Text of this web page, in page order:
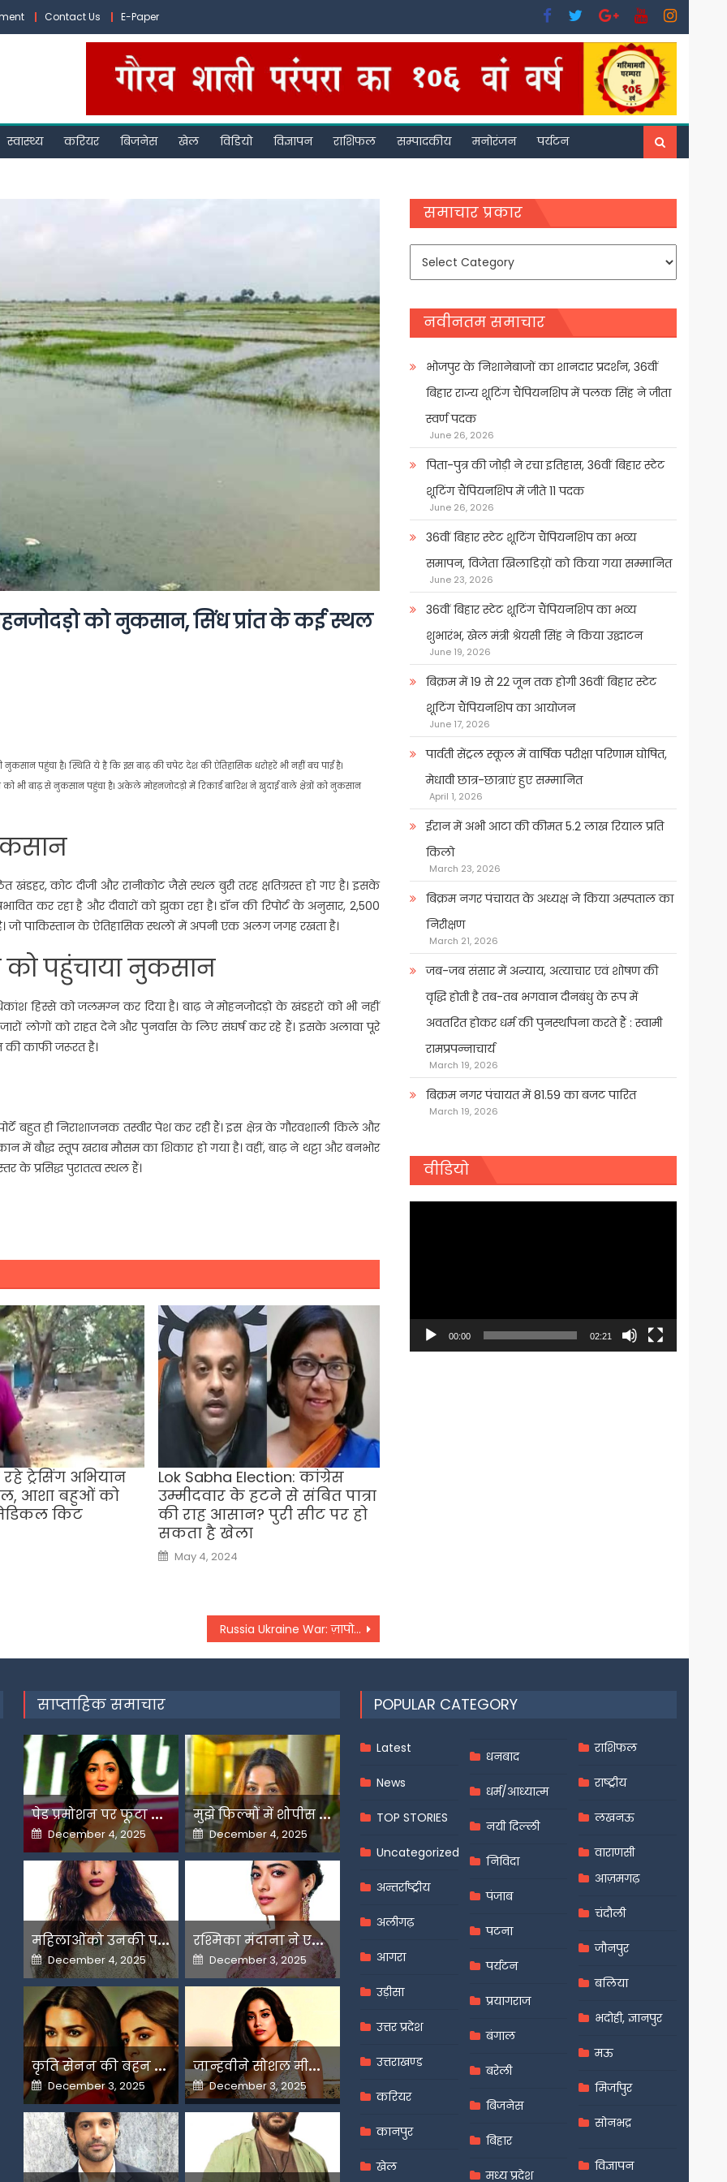
Contact Us E-Paper
स्वास्थ्य करियर बिजनेस खेल विडियो विज्ञापन राशिफल सम्पादकीय मनोरंजन पर्यटन
को नुकसान, सिंध प्रांत के कई स्थल
पहुंचा है। स्थिति ये है कि इस बाढ़ की चपेट देश की ऐतिहासिक धरोहरें भी नहीं बच पाई है।
भी बाढ़ से नुकसान पहुंचा है। अकेले मोहनजोदड़ो में रिकार्ड बारिश ने खुदाई वाले क्षेत्रों को नुकसान
खंडहर, कोट दीजी और रानीकोट जैसे स्थल बुरी तरह क्षतिग्रस्त हो गए है। इसके
कर रहा है और दीवारों को झुका रहा है। डॉन की रिपोर्ट के अनुसार, 2,500
जो पाकिस्तान के ऐतिहासिक स्थलों में अपनी एक अलग जगह रखता है।
को पहुंचाया नुकसान
हिस्से को जलमग्न कर दिया है। बाढ़ ने मोहनजोदड़ो के खंडहरों को भी नहीं
लोगों को राहत देने और पुनर्वास के लिए संघर्ष कर रहे हैं। इसके अलावा पूरे
की काफी जरूरत है।
बहुत ही निराशाजनक तस्वीर पेश कर रही हैं। इस क्षेत्र के गौरवशाली किले और
बौद्ध स्तूप खराब मौसम का शिकार हो गया है। वहीं, बाढ़ ने थट्टा और बनभोर
के प्रसिद्ध पुरातत्व स्थल हैं।
ट्रेसिंग अभियान
आशा बहुओं को
किट
Lok Sabha Election: कांग्रेस
उम्मीदवार के हटने से संबित पात्रा
की राह आसान? पुरी सीट पर हो
सकता है खेला
Posted
on
May 4, 2024
Russia Ukraine War: ज़ापोरिज्जिया न्यूक्लियर पावर प्‍लांट के मिशन पर कीव से रवाना हुई IAEA की टीम,
समाचार प्रकार
समाचार
नवीनतम समाचार
भोजपुर के निशानेबाजों का शानदार प्रदर्शन, 36वीं
बिहार राज्य शूटिंग चैंपियनशिप में पलक सिंह ने जीता
स्वर्ण पदक
June 26, 2026
पिता-पुत्र की जोड़ी ने रचा इतिहास, 36वीं बिहार स्टेट
शूटिंग चैंपियनशिप में जीते 11 पदक
June 26, 2026
36वीं बिहार स्टेट शूटिंग चैंपियनशिप का भव्य
समापन, विजेता खिलाडिय़ों को किया गया सम्मानित
June 23, 2026
36वीं बिहार स्टेट शूटिंग चैंपियनशिप का भव्य
शुभारंभ, खेल मंत्री श्रेयसी सिंह ने किया उद्घाटन
June 19, 2026
बिक्रम में 19 से 22 जून तक होगी 36वीं बिहार स्टेट
शूटिंग चैंपियनशिप का आयोजन
June 17, 2026
पार्वती सेंट्रल स्कूल में वार्षिक परीक्षा परिणाम घोषित,
मेधावी छात्र-छात्राएं हुए सम्मानित
April 1, 2026
ईरान में अभी आटा की कीमत 5.2 लाख रियाल प्रति
किलो
March 23, 2026
बिक्रम नगर पंचायत के अध्यक्ष ने किया अस्पताल का
निरीक्षण
March 21, 2026
जब-जब संसार में अन्याय, अत्याचार एवं शोषण की
वृद्धि होती है तब-तब भगवान दीनबंधु के रूप में
अवतरित होकर धर्म की पुनर्स्थापना करते हैं : स्वामी
रामप्रपन्नाचार्य
March 19, 2026
बिक्रम नगर पंचायत में 81.59 का बजट पारित
March 19, 2026
वीडियो
00:00 02:21
साप्ताहिक समाचार
प
ेड प्रमोशन पर फूटा यामी गौतम का गुस्सा
Posted
on
December 4, 2025
म
ुझे फिल्मों में शोपीस की तरह इस्तेमाल किया गया-शहनाज गिल
Posted
on
December 4, 2025
म
हिलाओंको उनकी पसंद के लिए उन्हें जज किया जाता है-मलाइका
Posted
on
December 4, 2025
र
श्मिका मंदाना ने एआई के बढ़ते दुरुपयोग पर जतायी नाराजगी
Posted
on
December 3, 2025
क
ृति सेनन की बहन नूपुर अगले महीने करेंगी डेस्टिनेशन मैरिज
Posted
on
December 3, 2025
ज
ान्हवीने सोशल मीडियापर उठाये सवाल
Posted
on
December 3, 2025
POPULAR CATEGORY
Latest
News
TOP STORIES
Uncategorized
अन्तर्राष्ट्रीय
अलीगढ़
आगरा
उड़ीसा
उत्तर प्रदेश
उत्तराखण्ड
करियर
कानपुर
खेल
धनबाद
धर्म/आध्यात्म
नयी दिल्ली
निविदा
पंजाब
पटना
पर्यटन
प्रयागराज
बंगाल
बरेली
बिजनेस
बिहार
मध्य प्रदेश
राशिफल
राष्ट्रीय
लखनऊ
वाराणसी
आज़मगढ़
चंदौली
जौनपुर
बलिया
भदोही, ज्ञानपुर
मऊ
मिर्जापुर
सोनभद्र
विज्ञापन